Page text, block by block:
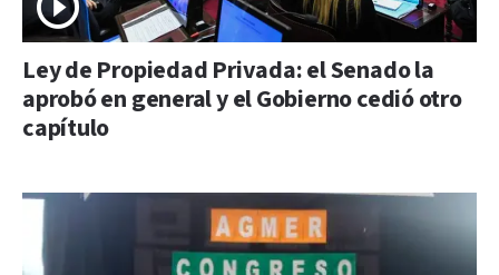
Ley de Propiedad Privada: el Senado la
aprobó en general y el Gobierno cedió otro
capítulo